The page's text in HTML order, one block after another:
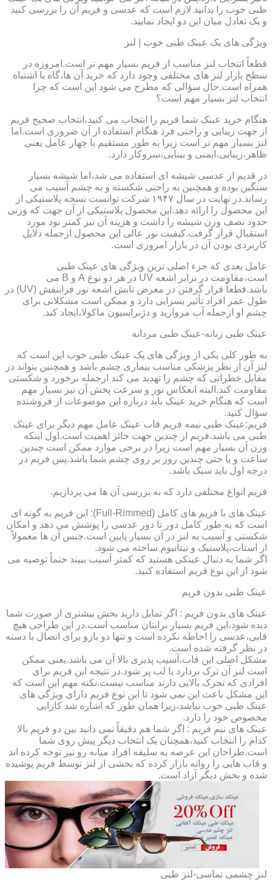
طبی خوب را بدانید لازم است که عدسی و فریم آن را بررسی کنید
و یک تعادل میان این دو ایجاد نمایید.
ویژگی های یک عینک طبی خوب | لنز
قطعاً انتخاب لنز مناسب از فریم بسیار مهم تر است.امروزه در
سطح بازار لنز های مختلفی وجود دارد که خرید آن ها،گاه با اشتباه
همراه است.حال سؤالی که مطرح می شود این است که چرا
انتخاب لنز بسیار مهم است؟
هنگام خرید عینک شما فریم را انتخاب می کنید،انتخاب صحیح فریم
از جهت زیبایی و راحتی فرد هنگام استفاده از آن ضروری است.اما
لنز بسیار مهم تر است زیرا به طور مستقیم با چهار عامل یعنی
ظاهر،زیبایی،ایمنی و بینایی،سروکار دارد.
در قدیم از عدسی شیشه ای استفاده می شد،اما شیشه بسیار
سنگین بوده و همچنین به راحتی شکسته و به چشم آسیب می
رساند.در نهایت در سال ۱۹۴۷ شرکت توانست نسخه پلاستیکی از
این محصول را ارائه دهد.این محصول پلاستیکی از آن جهت که وزنی
حدود نصف وزن شیشه را داشت و هزینه آن نیز کمتر بود مورد
استقبال قرار گرفت.کیفیت نور عالی این محصول ازجمله دلایل
کاربردی بودن آن در بازار امروزی است.
عامل بعدی که جزء اصلی ترین ویژگی های عینک طبی
است،مقاومت در برابر اشعه UV در هر دو نوع A و B می
باشد.قطعاً قرار گرفتن در معرض تابش اشعه نور فرابنفش (UV) در
طول عمر افراد تأثیر بسزایی دارد و ممکن است مشکلاتی برای
چشم او ازجمله آب مروارید و دژنراسیون ماکولا،ایجاد کند.
عینک طبی زنانه-عینک طبی مردانه
به طور کلی یکی از ویژگی های یک عینک طبی خوب این است که
لنز آن از نظر پزشکی مناسب بیماری چشم باشد و همچنین بتواند در
مقابل خطراتی که چشم را تهدید می کند ازجمله برخورد و شکستی
مقاومت کند.البته انعکاس نور و سرعت پخش آن نیز بسیار مهم
است که هنگام خرید عینک باید درباره این موضوعات از فروشنده
سؤال کنید.
فریم:عینک طبی نیمه فریم قاب عینک عامل مهم دیگر برای عینک
طبی می باشد.فریم از چندین جهت حائز اهمیت است.اول اینکه
وزن آن بسیار مهم است زیرا در برخی موارد ممکن است چندین
ساعت و یا حتی چندین روز بر روی چشم شما باشد.پس فریم در
درجه اول باید سبک باشد.
فریم انواع مختلفی دارد که به بررسی آن ها می پردازیم.
عینک های با فریم های کامل (Full-Rimmed): این فریم به گونه ای
است که به طور کامل دور تا دور عدسی را پوشش می دهد و امکان
شکستی و آسیب به لنز در آن بسیار پایین است.جنس آن ها معمولاً
از استات،پلاستیک و تیتانیوم ساخته می شود.
اگر شما به دنبال عینکی هستید که کمتر آسیب ببیند حتماً توصیه می
شود از این نوع فریم استفاده کنید.
عینک طبی بدون فریم
عینک های بدون فریم : اگر تمایل دارید بخش بیشتری از صورت شما
دیده شود،این فریم بسیار برایتان مناسب است.در این طراحی هیچ
قابی،عدسی را احاطه نکرده است و تنها دو بازو برای اتصال با دسته
در نظر گرفته شده است.
مشکل اصلی این قاب،آسیب پذیری بالا آن می باشد.یعنی ممکن
است لنز آن ترک بردارد یا لب پر شود.در نتیجه این فریم برای
افرادی که تحرک بالایی دارند مناسب نیست.نکته مهم این است که
این مشکل باعث این نمی شود تا این نوع فریم دارای ویژگی های
عینک طبی خوب نباشد،زیرا همان طور که اشاره شد کارایی
مخصوص خود را دارد.
عینک های نیم فریم : اگر شما هم دقیقاً نمی دانید بین دو فریم بالا
کدام را انتخاب کنید،همچنان یک انتخاب دیگر پیش روی شما
است.طراحان این عرصه به سلیقه افراد میانه رو نیز توجه کرده اند
و قاب هایی را روانه بازار کرده که بخشی از لنز توسط فریم پوشیده
شده و بخش دیگر آزاد است.
لنز چشمی تماسی-لنز طبی